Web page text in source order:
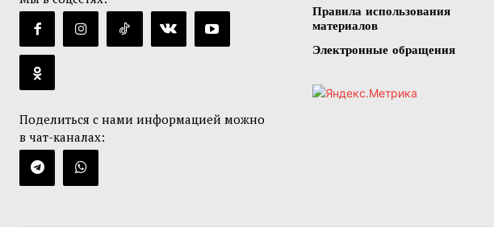
Поделиться с нами информацией можно
в чат-каналах:
Правила использования
материалов
Электронные обращения